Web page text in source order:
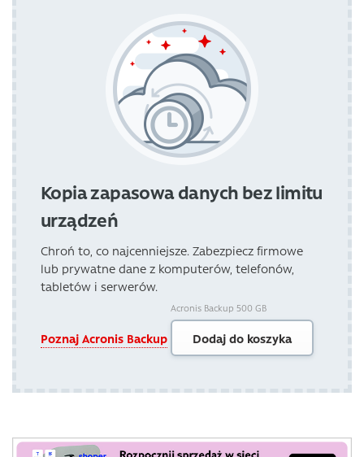
Kopia zapasowa danych bez limitu
urządzeń
Chroń to, co najcenniejsze. Zabezpiecz firmowe
lub prywatne dane z komputerów, telefonów,
tabletów i serwerów.
Poznaj Acronis Backup
Acronis Backup 500 GB
Dodaj do koszyka